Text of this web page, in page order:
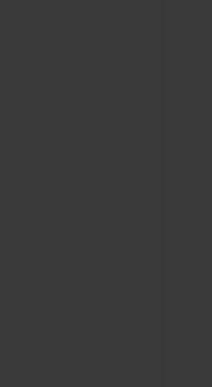
بتجميع قائمة بجميع
التهريب في البحر
بشأن قرب
وهما نقطتا الانطلاق
ميديتيرانيه" إلى
الذين يروون هذه
مسؤولة الاتصال
لموقع مهاجرنيوز،
بأن تلك الأضواء
هي أضواء الساحل
ليست كذلك، إنها في
النفط (أو الغاز). من
من السواحل